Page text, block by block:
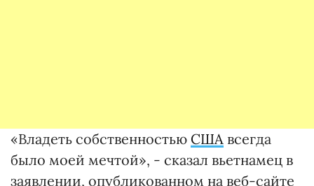
«Владеть собственностью США всегда
было моей мечтой», - сказал вьетнамец в
заявлении, опубликованном на веб-сайте